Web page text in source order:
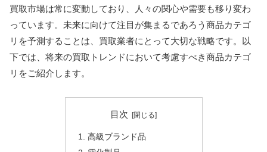
買取市場は常に変動しており、人々の関心や需要も移り変わ
っています。未来に向けて注目が集まるであろう商品カテゴ
リを予測することは、買取業者にとって大切な戦略です。以
下では、将来の買取トレンドにおいて考慮すべき商品カテゴ
リをご紹介します。
目次
高級ブランド品